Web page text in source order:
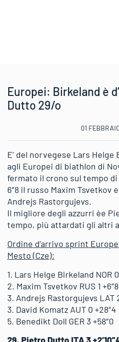
Europei: Birkeland è
Dutto 29/o
01
E’ del norvegese Lars Helge
agli Europei di biathlon di
fermato il crono sul tempo di
6″8 il russo Maxim Tsvetkov
Andrejs Rastorgujevs.
Il migliore degli azzurri èe
tempo, più attardati gli altri
Ordine d’arrivo sprint
Mesto (Cze):
1. Lars Helge Birkeland NOR 0
2. Maxim Tsvetkov RUS 1 +6″8
3. Andrejs Rastorgujevs LAT
3. David Komatz AUT 0 +28″4
5. Benedikt Doll GER 3 +58″0